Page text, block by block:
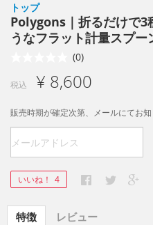
トップ
Polygons｜折るだけで3
うなフラット計量スプー
(0)
税込 ¥ 8,600
販売時期が確定次第、メールにてお知
いいね！ 4
特徴 レビュー